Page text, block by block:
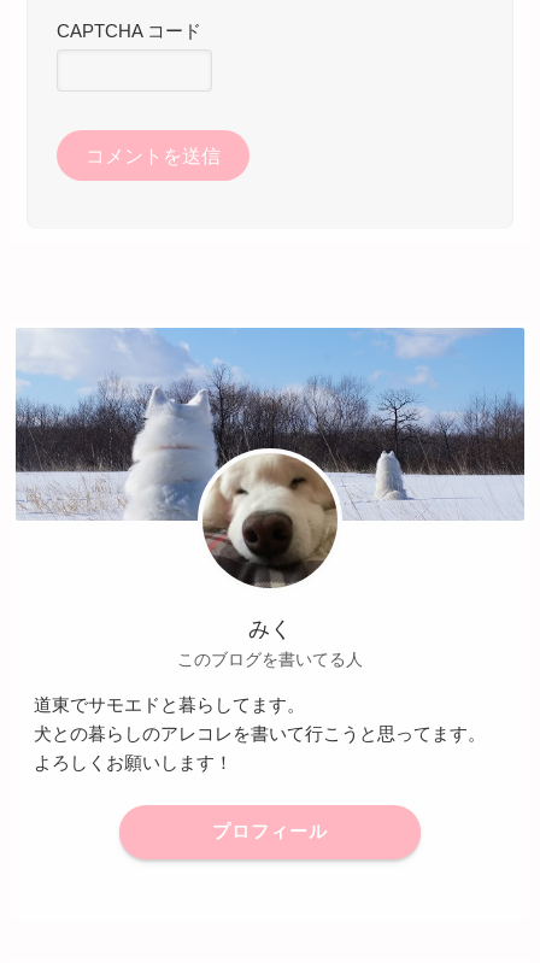
CAPTCHA コード
みく
このブログを書いてる人
道東でサモエドと暮らしてます。
犬との暮らしのアレコレを書いて行こうと思ってます。
よろしくお願いします！
プロフィール